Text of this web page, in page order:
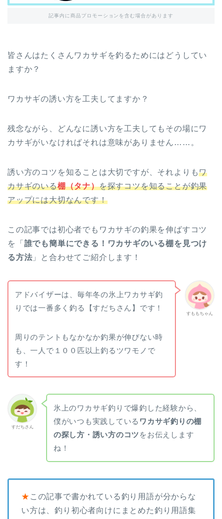
記事内に商品プロモーションを含む場合があります
皆さんはたくさんワカサギを釣るためにはどうしてい
ますか？
ワカサギの誘い方を工夫してますか？
残念ながら、どんなに誘い方を工夫してもその場にワ
カサギがいなければそれは意味がありません……。
誘い方のコツを知ることは大切ですが、それよりもワ
カサギのいる棚（タナ）を探すコツを知ることが釣果
アップには大切なんです！
この記事では初心者でもワカサギの釣果を伸ばすコツ
を「 誰でも簡単にできる！ワカサギのいる棚を見つけ
る方法 」と合わせてご紹介します！
すももちゃん
アドバイザーは、毎年冬の氷上ワカサギ釣
りでは一番多く釣る【すだちさん】です！
周りのテントもなかなか釣果が伸びない時
も、一人で１００匹以上釣るツワモノで
す！
すだちさん
氷上のワカサギ釣りで爆釣した経験から、
僕がいつも実践している ワカサギ釣りの棚
の探し方・誘い方のコツ をお伝えします
ね！
★ この記事で書かれている釣り用語が分からな
い方は、釣り初心者向けにまとめた釣り用語集